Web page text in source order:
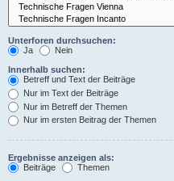
Unterforen durchsuchen:
Ja
Nein
Innerhalb suchen:
Betreff und Text der Beiträge
Nur im Text der Beiträge
Nur im Betreff der Themen
Nur im ersten Beitrag der Themen
Ergebnisse anzeigen als:
Beiträge
Themen